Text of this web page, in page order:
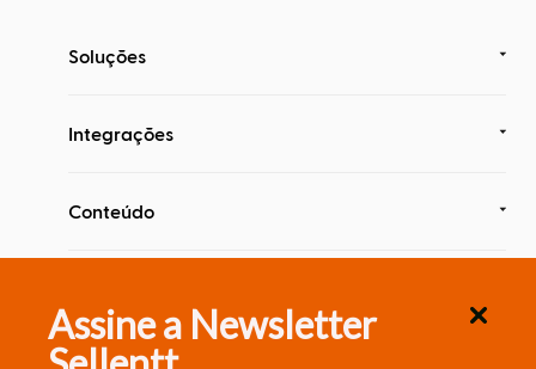
Assine a Newsletter
Soluções
Integrações
Conteúdo